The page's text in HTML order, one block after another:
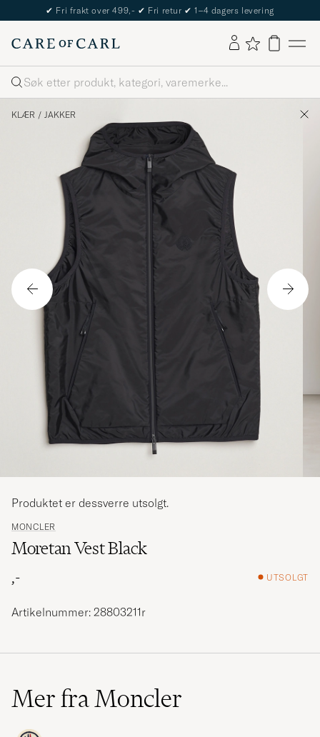
✔ Fri frakt over 499,- ✔ Fri retur ✔ 1–4 dagers levering
Søk
KLÆR / JAKKER
MONCLER
Moretan Vest Black
,-
UTSOLGT
Produktet er dessverre utsolgt.
Artikelnummer: 28803211r
Mer fra Moncler